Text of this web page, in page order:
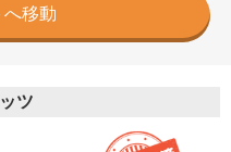
移動
ツ